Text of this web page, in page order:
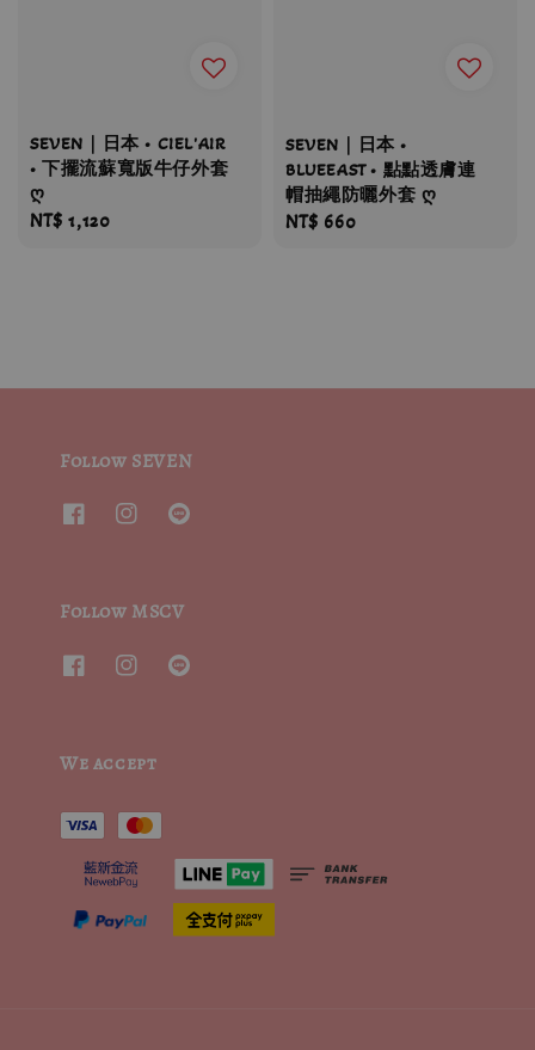
SEVEN｜日本 • CIEL'AIR
• 下擺流蘇寬版牛仔外套
ღ
Regular
NT$ 1,120
SEVEN｜日本 •
BLUEEAST • 點點透膚連
帽抽繩防曬外套 ღ
Regular
NT$ 660
Follow SEVEN
Follow MSCV
We accept